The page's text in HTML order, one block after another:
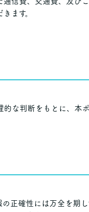
ます。
な判断をもとに、本
正確性には万全を期